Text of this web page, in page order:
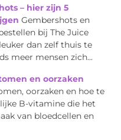
– hier zijn 5
Gembershots en
bij The Juice
dan zelf thuis te
meer mensen zich...
en oorzaken
oorzaken en hoe te
B-vitamine die het
van bloedcellen en